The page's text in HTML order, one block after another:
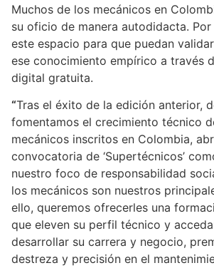
Muchos de los mecánicos en
su oficio de manera autodidacta.
este espacio para que puedan
ese conocimiento empírico a través
digital gratuita.
“Tras el éxito de la edición anterior,
fomentamos el crecimiento técnico
mecánicos inscritos en Colombia,
convocatoria de ‘Supertécnicos’
nuestro foco de responsabilidad
los mecánicos son nuestros
ello, queremos ofrecerles una
que eleven su perfil técnico y
desarrollar su carrera y negocio,
destreza y precisión en el